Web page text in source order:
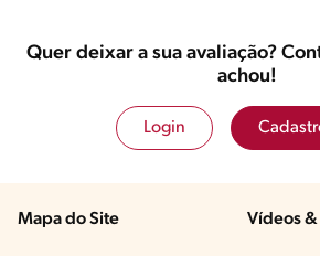
Quer deixar a sua avaliação?
achou!
Login
Mapa do Site Vídeos